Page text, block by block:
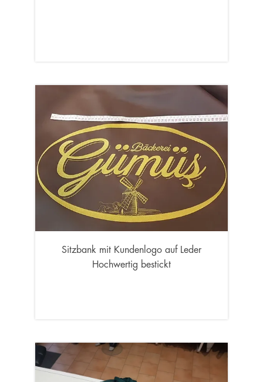
Sitzbank mit Kundenlogo auf Leder
Hochwertig bestickt